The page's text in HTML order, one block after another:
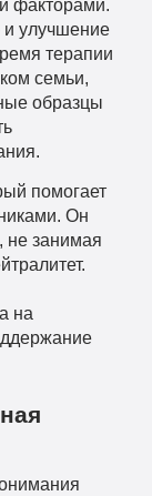
факторами.
улучшение
терапии
семьи,
образцы
помогает
Он
не занимая
на